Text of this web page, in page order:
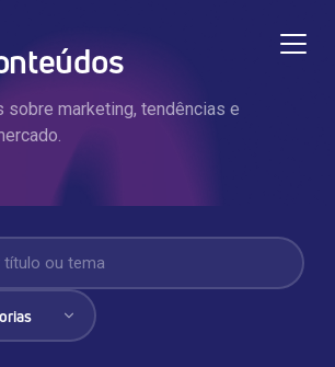
sobre marketing, tendências e